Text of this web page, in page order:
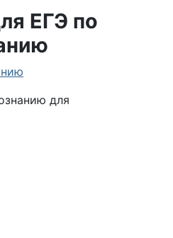
ЕГЭ по
для